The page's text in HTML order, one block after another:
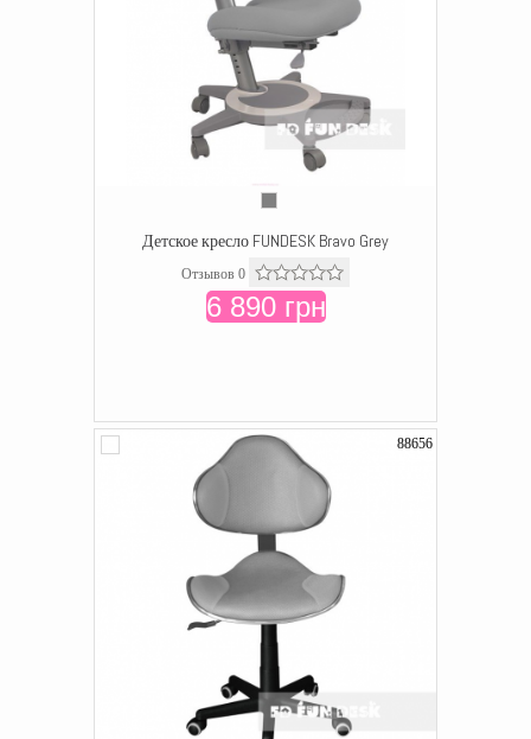
Детское кресло FUNDESK Bravo Grey
Отзывов 0
6 890 грн
88656